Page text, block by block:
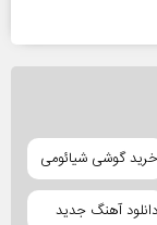
خرید گوشی شیائومی
دانلود آهنگ جدید